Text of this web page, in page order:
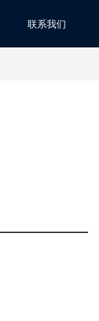
联系我们